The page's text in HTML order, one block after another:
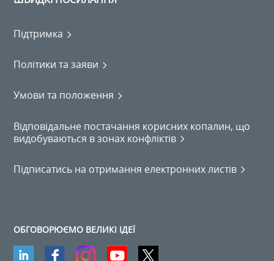
Підтримка
Політики та заяви
Умови та положення
Відповідальне постачання корисних копалин, що
видобуваються в зонах конфліктів
Підписатись на отримання електронних листів
ОБГОВОРЮЄМО ВЕЛИКІ ІДЕЇ